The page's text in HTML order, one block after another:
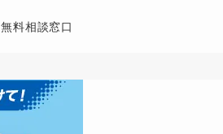
無料相談窓口